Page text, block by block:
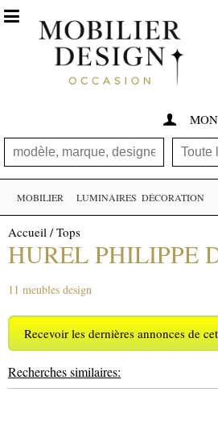


MOBILIER LUMINAIRES DÉCORATION
Accueil /Tops
HUREL PHILIPPE
11 meubles design
Recevoir les dernières annonces de
Recherches similaires: